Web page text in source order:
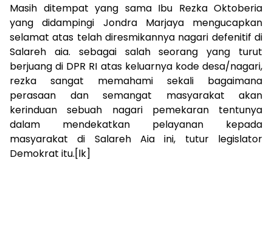
Masih ditempat yang sama Ibu Rezka Oktoberia
yang didampingi Jondra Marjaya mengucapkan
selamat atas telah diresmikannya nagari defenitif di
Salareh aia. sebagai salah seorang yang turut
berjuang di DPR RI atas keluarnya kode desa/nagari,
rezka sangat memahami sekali bagaimana
perasaan dan semangat masyarakat akan
kerinduan sebuah nagari pemekaran tentunya
dalam mendekatkan pelayanan kepada
masyarakat di Salareh Aia ini, tutur legislator
Demokrat itu.[lk]